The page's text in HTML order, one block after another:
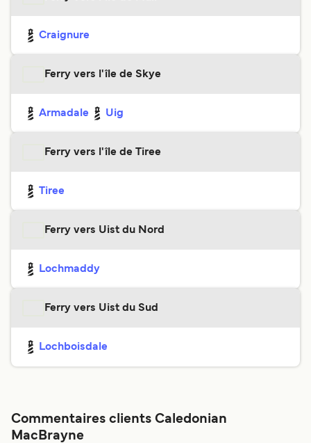
Craignure
Ferry vers l'île de Skye
Armadale Uig
Ferry vers l'île de Tiree
Tiree
Ferry vers Uist du Nord
Lochmaddy
Ferry vers Uist du Sud
Lochboisdale
Commentaires clients Caledonian
MacBrayne